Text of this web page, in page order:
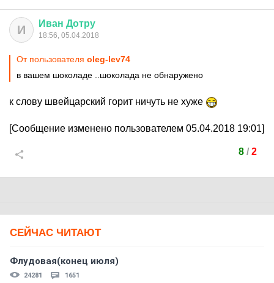
И Иван Дотру
18:56, 05.04.2018
От пользователя oleg-lev74
в вашем шоколаде ..шоколада не обнаружено
к слову швейцарский горит ничуть не хуже
[Сообщение изменено пользователем 05.04.2018 19:01]
8/ 2
СЕЙЧАС ЧИТАЮТ
Флудовая(конец июля)
24281 1651